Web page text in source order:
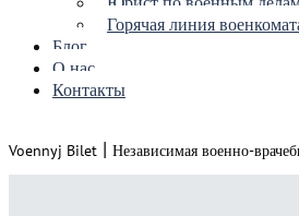
Горячая линия
Блог
О нас
Контакты
Voennyj Bilet | Независимая военно-